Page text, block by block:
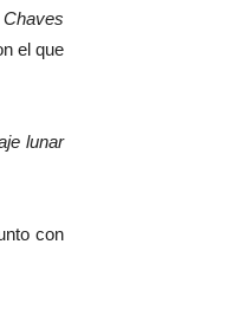
Chaves
el que
lunar
con